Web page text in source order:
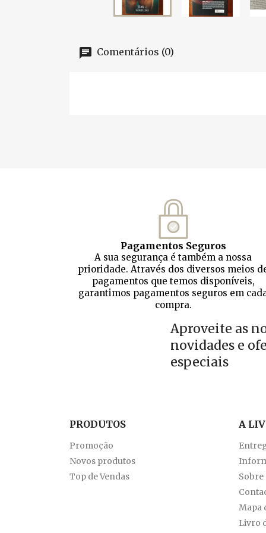
Comentários (0)
Pagamentos Seguros
A sua segurança é também a nossa
prioridade. Através dos diversos meios
pagamentos que temos disponíveis,
garantimos pagamentos seguros em
compra.
Aproveite as
novidades e
especiais
PRODUTOS
Promoção
Novos produtos
Top de Vendas
A
Sobre
Mapa
Livro